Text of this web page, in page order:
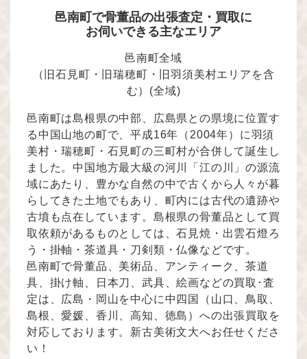
邑南町で骨董品の出張査定・買取に
お伺いできる主なエリア
邑南町全域
（旧石見町・旧瑞穂町・旧羽須美村エリアを含
む）(全域)
邑南町は島根県の中部、広島県との県境に位置す
る中国山地の町で、平成16年（2004年）に羽須
美村・瑞穂町・石見町の三町村が合併して誕生し
ました。中国地方最大級の河川「江の川」の源流
域にあたり、豊かな自然の中で古くから人々が暮
らしてきた土地でもあり、町内には古代の遺跡や
古墳も点在しています。島根県の骨董品として買
取依頼があるものとしては、石見焼・出雲石燈ろ
う・掛軸・茶道具・刀剣類・仏像などです。
邑南町で骨董品、美術品、アンティーク、茶道
具、掛け軸、日本刀、武具、絵画などの買取･査
定は、広島・岡山を中心に中四国（山口、鳥取、
島根、愛媛、香川、高知、徳島）への出張買取を
対応しております。新古美術文大へお任せくださ
い！